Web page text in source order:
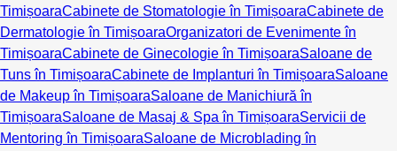
TimișoaraCabinete de Stomatologie în TimișoaraCabinete de
Dermatologie în TimișoaraOrganizatori de Evenimente în
TimișoaraCabinete de Ginecologie în TimișoaraSaloane de
Tuns în TimișoaraCabinete de Implanturi în TimișoaraSaloane
de Makeup în TimișoaraSaloane de Manichiură în
TimișoaraSaloane de Masaj & Spa în TimișoaraServicii de
Mentoring în TimișoaraSaloane de Microblading în